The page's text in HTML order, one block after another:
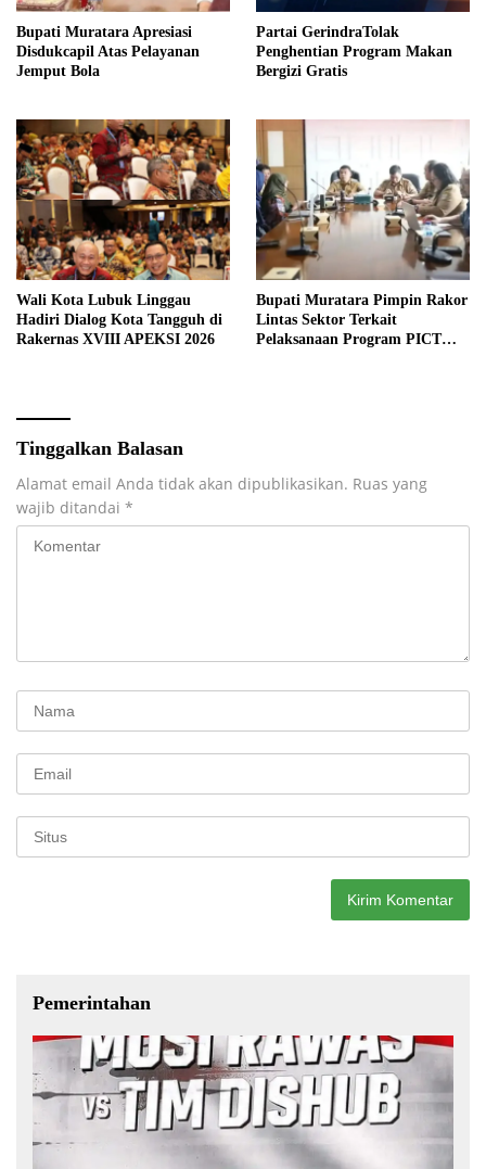
Bupati Muratara Apresiasi
Disdukcapil Atas Pelayanan
Jemput Bola
Partai GerindraTolak
Penghentian Program Makan
Bergizi Gratis
Wali Kota Lubuk Linggau
Hadiri Dialog Kota Tangguh di
Rakernas XVIII APEKSI 2026
Bupati Muratara Pimpin Rakor
Lintas Sektor Terkait
Pelaksanaan Program PICT
Tinggalkan Balasan
Alamat email Anda tidak akan dipublikasikan. Ruas yang
wajib ditandai *
Pemerintahan